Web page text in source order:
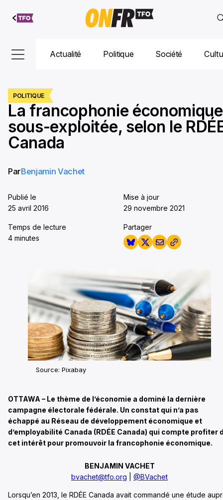
Aller au
contenu
Actualité Politique Société
POLITIQUE
La francophonie économique
sous-exploitée, selon le
Canada
ParBenjamin Vachet
Publié le
25 avril 2016
Mise à jour
29 novembre 2021
Temps de lecture
4 minutes
Partager
Source: Pixabay
OTTAWA – Le thème de l’économie a dominé la dernière
campagne électorale fédérale. Un constat qui n’a pas
échappé au Réseau de développement économique et
d’employabilité Canada (RDÉE Canada) qui compte profiter
cet intérêt pour promouvoir la francophonie économique.
BENJAMIN VACHET
bvachet@tfo.org
@BVachet
Lorsqu’en 2013, le RDÉE Canada avait commandé une étude